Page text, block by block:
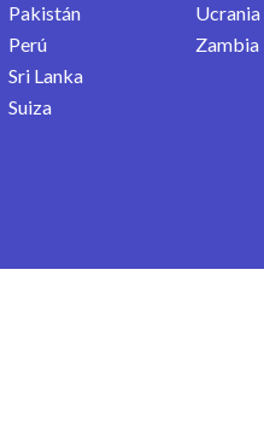
Pakistán
Perú
Sri Lanka
Suiza
Ucrania
Zambia